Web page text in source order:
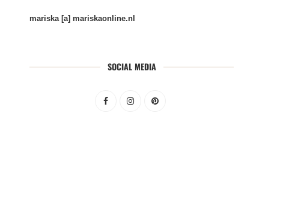
mariska [a] mariskaonline.nl
SOCIAL MEDIA